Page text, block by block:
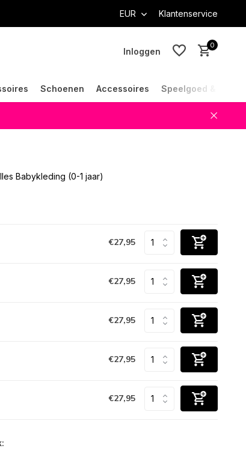
EUR Klantenservice
Inloggen
0
Schoenen Accessoires Speelgoed &
Babykleding (0-1 jaar)
€27,95
€27,95
€27,95
€27,95
€27,95